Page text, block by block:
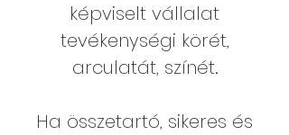
képviselt vállalat
tevékenységi körét,
arculatát, színét.
Ha összetartó, sikeres és